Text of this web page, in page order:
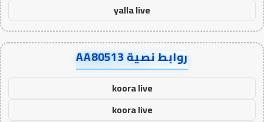
yalla live
روابط نصية AA80513
koora live
koora live